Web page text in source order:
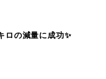
ロの減量に成功✨